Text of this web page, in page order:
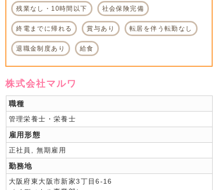
残業なし・10時間以下 社会保険完備
終電までに帰れる 賞与あり 転居を伴う転勤なし
退職金制度あり 給食
株式会社マルワ
職種
管理栄養士・栄養士
雇用形態
正社員, 無期雇用
勤務地
大阪府東大阪市新家3丁目6-16